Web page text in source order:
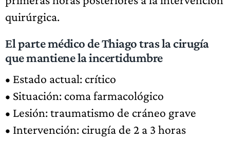
quirúrgica.
El parte médico de Thiago tras la cirugía
que mantiene la incertidumbre
• Estado actual: crítico
• Situación: coma farmacológico
• Lesión: traumatismo de cráneo grave
• Intervención: cirugía de 2 a 3 horas